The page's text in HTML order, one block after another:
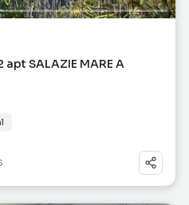
apt SALAZIE MARE A